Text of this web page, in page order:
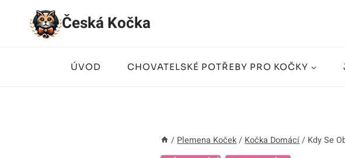
Přeskočit
Česká Kočka
ÚVOD CHOVATELSKÉ POTŘEBY PRO KOČKY
/ Plemena Koček / Kočka Domácí / Kdy Se